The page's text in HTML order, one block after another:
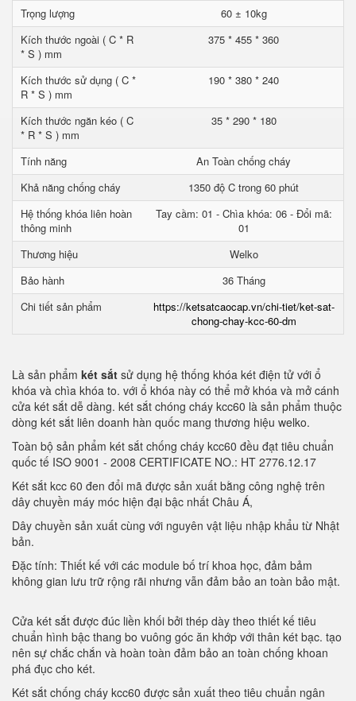
Trọng lượng
60 ± 10kg
Kích thước ngoài ( C * R
* S ) mm
375 * 455 * 360
Kích thước sử dụng ( C *
R * S ) mm
190 * 380 * 240
Kích thước ngăn kéo ( C
* R * S ) mm
35 * 290 * 180
Tính năng
An Toàn chống cháy
Khả năng chống cháy
1350 độ C trong 60 phút
Hệ thống khóa liên hoàn
thông minh
Tay cầm: 01 - Chìa khóa: 06 - Đổi mã:
01
Thương hiệu
Welko
Bảo hành
36 Tháng
Chi tiết sản phẩm
https://ketsatcaocap.vn/chi-tiet/ket-sat-
chong-chay-kcc-60-dm
Là sản phẩm két sắt sử dụng hệ thống khóa két điện tử với ổ
khóa và chìa khóa to. với ổ khóa này có thể mở khóa và mở cánh
cửa két sắt dễ dàng. két sắt chóng cháy kcc60 là sản phẩm thuộc
dòng két sắt liên doanh hàn quốc mang thương hiệu welko.
Toàn bộ sản phẩm két sắt chống cháy kcc60 đều đạt tiêu chuẩn
quốc tế ISO 9001 - 2008 CERTIFICATE NO.: HT 2776.12.17
Két sắt kcc 60 đen đổi mã được sản xuất bằng công nghệ trên
dây chuyền máy móc hiện đại bậc nhất Châu Á,
Dây chuyền sản xuất cùng với nguyên vật liệu nhập khẩu từ Nhật
bản.
Đặc tính: Thiết kế với các module bố trí khoa học, đảm bảm
không gian lưu trữ rộng rãi nhưng vẫn đảm bảo an toàn bảo mật.
Cửa két sắt được đúc liền khối bởi thép dày theo thiết kế tiêu
chuẩn hình bậc thang bo vuông góc ăn khớp với thân két bạc. tạo
nên sự chắc chắn và hoàn toàn đảm bảo an toàn chống khoan
phá đục cho két.
Két sắt chống cháy kcc60 được sản xuất theo tiêu chuẩn ngân